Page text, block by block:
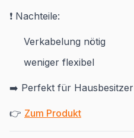
❗ Nachteile:
Verkabelung nötig
weniger flexibel
➡️ Perfekt für Hausbesitzer
👉 Zum Produkt